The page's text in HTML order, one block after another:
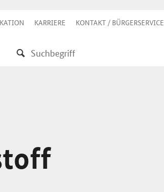
KARRIERE KONTAKT / BÜRGERSERVICE